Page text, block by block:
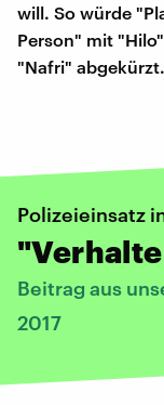
will. So würde
Person" mit
"Nafri" abgekürzt.
Polizeieinsatz
Beitrag aus
2017